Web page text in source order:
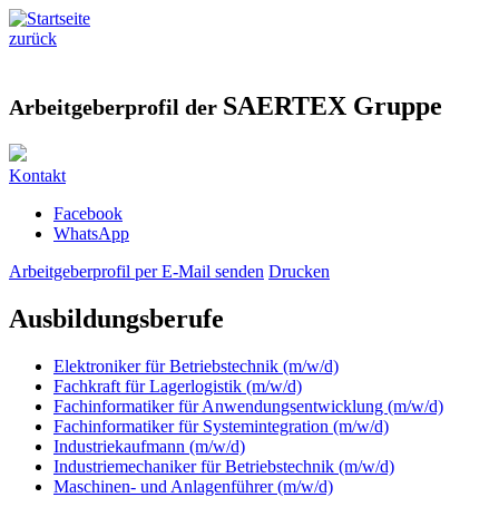
zurück
Arbeitgeberprofil der SAERTEX Gruppe
Kontakt
Facebook
WhatsApp
Arbeitgeberprofil per E-Mail senden Drucken
Ausbildungsberufe
Elektroniker für Betriebstechnik (m/w/d)
Fachkraft für Lagerlogistik (m/w/d)
Fachinformatiker für Anwendungsentwicklung (m/w/d)
Fachinformatiker für Systemintegration (m/w/d)
Industriekaufmann (m/w/d)
Industriemechaniker für Betriebstechnik (m/w/d)
Maschinen- und Anlagenführer (m/w/d)